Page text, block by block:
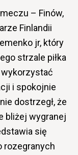
– Finów,
Finlandii
jr, który
strzale piłka
wykorzystać
i spokojnie
dostrzegł, że
bliżej wygranej
się
rozegranych